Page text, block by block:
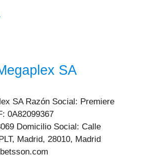
SA
SA Razón Social: Premiere
0A82099367
Domicilio Social: Calle
Madrid, 28010, Madrid